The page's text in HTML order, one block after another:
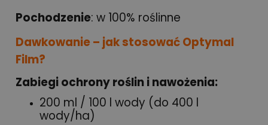
Pochodzenie: w 100% roślinne
Dawkowanie – jak stosować Optymal
Film?
Zabiegi ochrony roślin i nawożenia:
200 ml / 100 l wody (do 400 l
wody/ha)